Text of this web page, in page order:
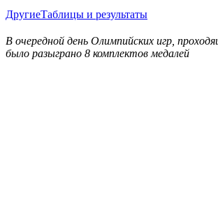
ДругиеТаблицы и результаты
В очередной день Олимпийских игр,
было разыграно 8 комплектов медалей